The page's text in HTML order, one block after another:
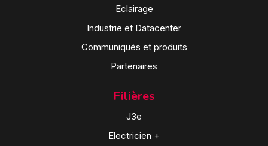
Eclairage
Industrie et Datacenter
Communiqués et produits
Partenaires
Filières
J3e
Electricien +